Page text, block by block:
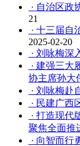
· 自治区政
21
· 十三届自
2025-02-20
· 刘咏梅深
· 建强三
协主席孙大
· 刘咏梅赴
· 民建广西
· 打造现代
聚焦全面推
· 向智而行